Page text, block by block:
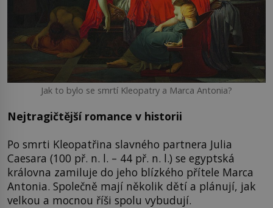
Jak to bylo se smrtí Kleopatry a Marca Antonia?
Nejtragičtější romance v historii
Po smrti Kleopatřina slavného partnera Julia
Caesara (100 př. n. l. – 44 př. n. l.) se egyptská
královna zamiluje do jeho blízkého přítele Marca
Antonia. Společně mají několik dětí a plánují, jak
velkou a mocnou říši spolu vybudují.